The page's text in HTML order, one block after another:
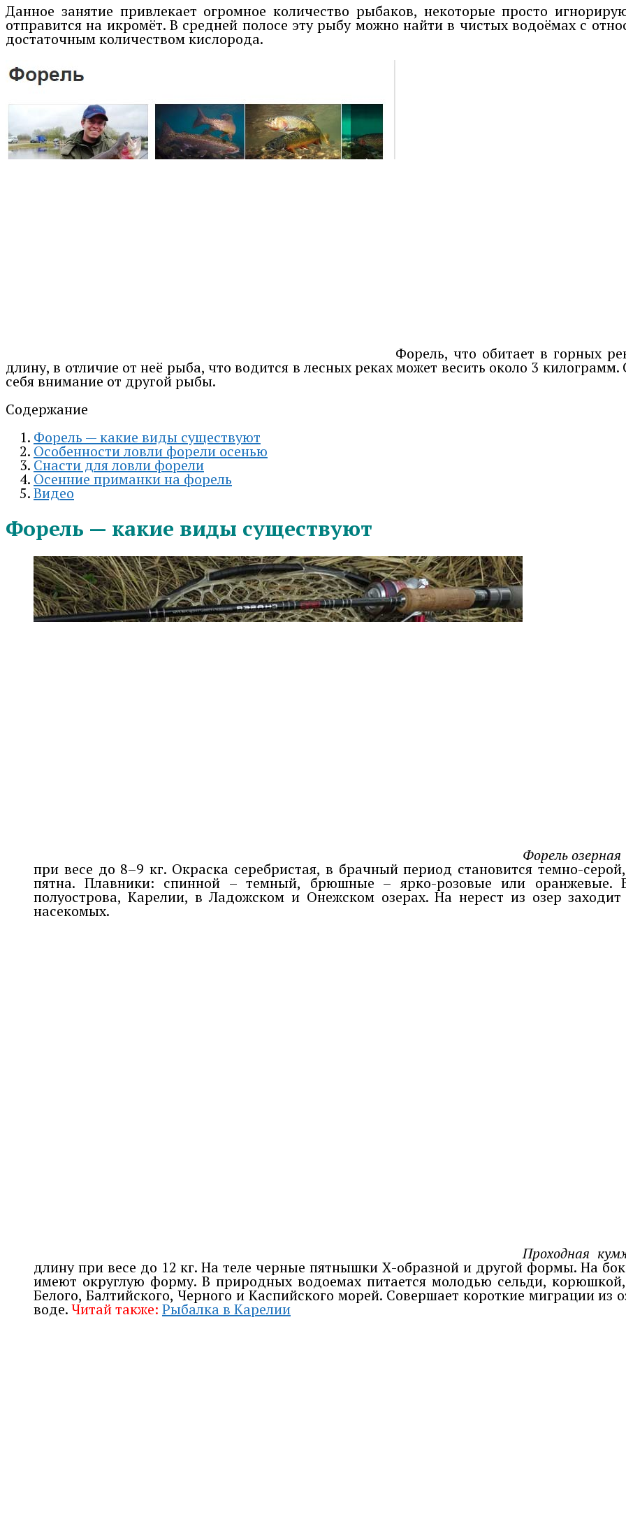
Данное занятие привлекает огромное количество рыбаков, некоторые просто
отправится на икромёт. В средней полосе эту рыбу можно найти в чистых водоёмах с
достаточным количеством кислорода.
Форель, что обитает в горных
длину, в отличие от неё рыба, что водится в лесных реках может весить около 3
себя внимание от другой рыбы.
Содержание
Форель — какие виды существуют
Особенности ловли форели осенью
Снасти для ловли форели
Осенние приманки на форель
Видео
Форель — какие виды существуют
Форель озерная
при весе до 8–9 кг. Окраска серебристая, в брачный период становится темно-
пятна. Плавники: спинной – темный, брюшные – ярко-розовые или оранжевые.
полуострова, Карелии, в Ладожском и Онежском озерах. На нерест из озер
насекомых.
Проходная
длину при весе до 12 кг. На теле черные пятнышки Х-образной и другой формы. На
имеют округлую форму. В природных водоемах питается молодью сельди, корюшкой,
Белого, Балтийского, Черного и Каспийского морей. Совершает короткие миграции из
воде.Читай также: Рыбалка в Карелии